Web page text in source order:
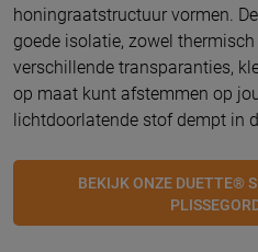
honingraatstructuur vormen.
goede isolatie, zowel
verschillende transparanties,
op maat kunt afstemmen op
lichtdoorlatende stof dempt in
BEKIJK ONZE DUETTE®